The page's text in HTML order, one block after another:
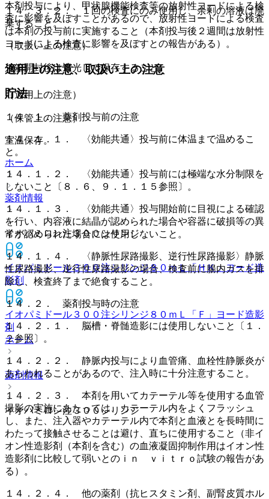
１４．３．２． １回の検査にのみ使用し、余剰の溶液は廃
棄すること。
（取扱い上の注意）
外箱開封後は遮光して保存すること。
貯法
（保管上の注意）
室温保存。
ホーム
薬剤情報
イオパミロン注３００シリンジ
イオパミドール３００注シリンジ８０ｍＬ「ＨＫ」ヨード造
影剤
イオパミドール３００注シリンジ８０ｍＬ「Ｆ」
ヨード造影
剤
ホーム
薬剤情報
イオパミロン注３００シリンジ
本剤投与により、甲状腺機能検査等の放射性ヨードによる検
査に影響を及ぼすことがあるので、放射性ヨードによる検査
は本剤の投与前に実施すること（本剤投与後２週間は放射性
ヨードによる検査に影響を及ぼすとの報告がある）。
適用上の注意、取扱い上の注意
（適用上の注意）
１４．１． 薬剤投与前の注意
１４．１．１． 〈効能共通〉投与前に体温まで温めるこ
と。
１４．１．２． 〈効能共通〉投与前には極端な水分制限を
しないこと〔８．６、９．１．１５参照〕。
１４．１．３． 〈効能共通〉投与開始前に目視による確認
を行い、内容液に結晶が認められた場合や容器に破損等の異
常が認められた場合には使用しないこと。
１４．１．４． 〈静脈性尿路撮影、逆行性尿路撮影〉静脈
性尿路撮影、逆行性尿路撮影の場合、検査前に腸内ガスを排
除し、検査終了まで絶食すること。
１４．２． 薬剤投与時の注意
１４．２．１． 脳槽・脊髄造影には使用しないこと〔１．
２参照〕。
１４．２．２． 静脈内投与により血管痛、血栓性静脈炎が
あらわれることがあるので、注入時に十分注意すること。
１４．２．３． 本剤を用いてカテーテル等を使用する血管
撮影の実施にあたっては、カテーテル内をよくフラッシュ
し、また、注入器やカテーテル内で本剤と血液とを長時間に
わたって接触させることは避け、直ちに使用すること（非イ
オン性造影剤（本剤を含む）の血液凝固抑制作用はイオン性
造影剤に比較して弱いとのｉｎ ｖｉｔｒｏ試験の報告があ
る）。
１４．２．４． 他の薬剤（抗ヒスタミン剤、副腎皮質ホル